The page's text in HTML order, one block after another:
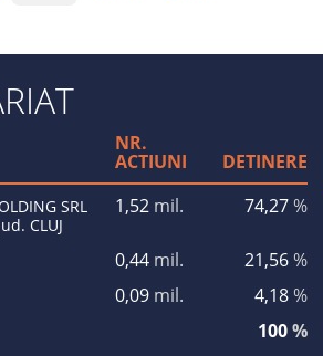
NR.
ACTIUNI DETINERE
SRL
CLUJ
1,52 mil. 74,27%
0,44 mil. 21,56%
0,09 mil. 4,18%
100%